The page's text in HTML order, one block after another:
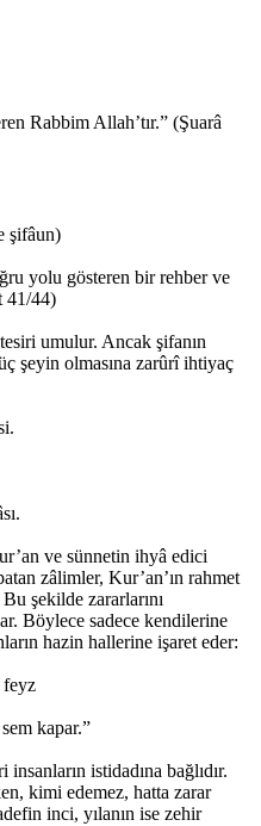
Rabbim Allah’tır.” (Şuarâ
şifâun)
yolu gösteren bir rehber ve
41/44)
umulur. Ancak şifanın
şeyin olmasına zarûrî ihtiyaç
ve sünnetin ihyâ edici
zâlimler, Kur’an’ın rahmet
şekilde zararlarını
Böylece sadece kendilerine
hazin hallerine işaret eder:
feyz
kapar.”
istidadına bağlıdır.
kimi edemez, hatta zarar
inci, yılanın ise zehir